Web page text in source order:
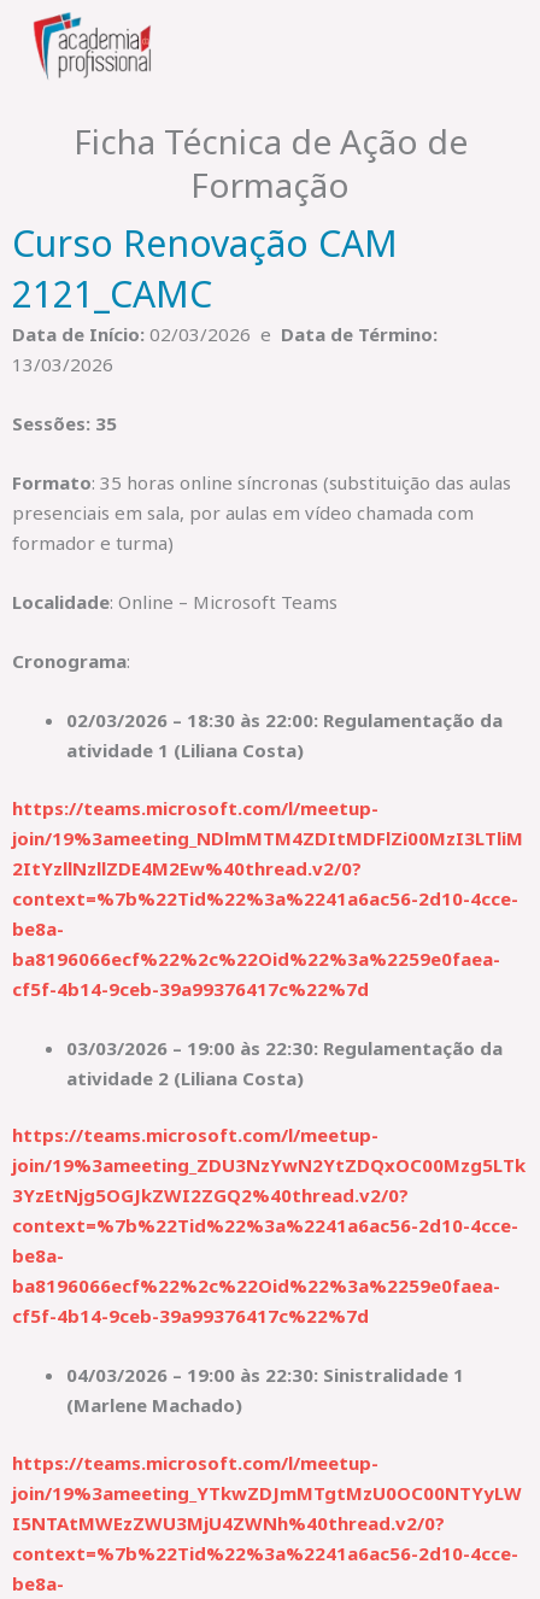
content
Ficha Técnica de Ação de
Formação
Curso Renovação CAM
2121_CAMC
Data de Início: 02/03/2026 e Data de Término:
13/03/2026
Sessões: 35
Formato: 35 horas online síncronas (substituição das aulas
presenciais em sala, por aulas em vídeo chamada com
formador e turma)
Localidade: Online – Microsoft Teams
Cronograma:
02/03/2026 – 18:30 às 22:00: Regulamentação da
atividade 1 (Liliana Costa)
https://teams.microsoft.com/l/meetup-
join/19%3ameeting_NDlmMTM4ZDItMDFlZi00MzI3LTliM
2ItYzllNzllZDE4M2Ew%40thread.v2/0?
context=%7b%22Tid%22%3a%2241a6ac56-2d10-4cce-
be8a-
ba8196066ecf%22%2c%22Oid%22%3a%2259e0faea-
cf5f-4b14-9ceb-39a99376417c%22%7d
03/03/2026 – 19:00 às 22:30: Regulamentação da
atividade 2 (Liliana Costa)
https://teams.microsoft.com/l/meetup-
join/19%3ameeting_ZDU3NzYwN2YtZDQxOC00Mzg5LTk
3YzEtNjg5OGJkZWI2ZGQ2%40thread.v2/0?
context=%7b%22Tid%22%3a%2241a6ac56-2d10-4cce-
be8a-
ba8196066ecf%22%2c%22Oid%22%3a%2259e0faea-
cf5f-4b14-9ceb-39a99376417c%22%7d
04/03/2026 – 19:00 às 22:30: Sinistralidade 1
(Marlene Machado)
https://teams.microsoft.com/l/meetup-
join/19%3ameeting_YTkwZDJmMTgtMzU0OC00NTYyLW
I5NTAtMWEzZWU3MjU4ZWNh%40thread.v2/0?
context=%7b%22Tid%22%3a%2241a6ac56-2d10-4cce-
be8a-